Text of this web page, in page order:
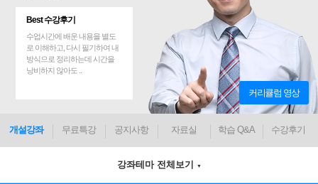
Best 수강후기
수업시간에 배운 내용을 별도
로 이해하고, 다시 필기하여 내
방식으로 정리하는데 시간을
낭비하지 않아도 ..
커리큘럼 영상
개설강좌 무료특강 공지사항 자료실 학습 Q&A 수강후기
강좌테마 전체보기 ▼